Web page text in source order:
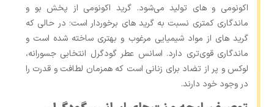
اکونومی و های تولید می‌شود. گرید اکونومی از پخش بو و
ماندگاری کمتری نسبت به گرید های برخوردار است؛ در حالی که
گرید های از مواد شیمیایی مرغوب و بهتری ساخته شده است و
ماندگاری قوی‌تری دارد. اسانس عطر گودگرل انتخابی جسورانه،
لوکس و پر از تضاد برای زنانی است که همزمان لطافت و قدرت را
در وجود خود دارند.